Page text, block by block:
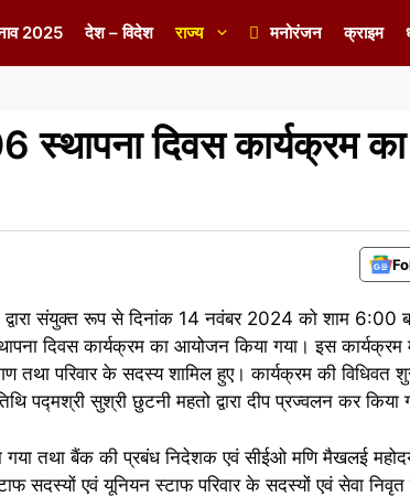
2025 देश – विदेश राज्य मनोरंजन क्राइम
स्थापना दिवस कार्यक्रम का
द्वारा संयुक्त रूप से दिनांक 14 नवंबर 2024 को शाम 6:00
दिवस कार्यक्रम का आयोजन किया गया। इस
तथा परिवार के सदस्य शामिल हुए। कार्यक्रम की
सुश्री छुटनी महतो द्वारा दीप प्रज्वलन कर किया
तथा बैंक की प्रबंध निदेशक एवं सीईओ मणि मैखलई
सदस्यों एवं यूनियन स्टाफ परिवार के सदस्यों एवं सेवा